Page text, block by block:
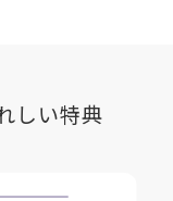
しい特典